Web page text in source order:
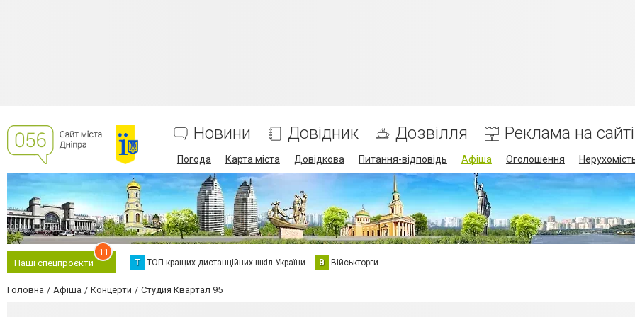
Новини Довідник Дозвілля Реклама на сайті
Погода Карта міста Довідкова Питання-відповідь Афіша Оголошення
Наші спецпроєкти
11
Т ТОП кращих дистанційних шкіл України В Військторги
Головна Афіша Концерти Студия Квартал 95